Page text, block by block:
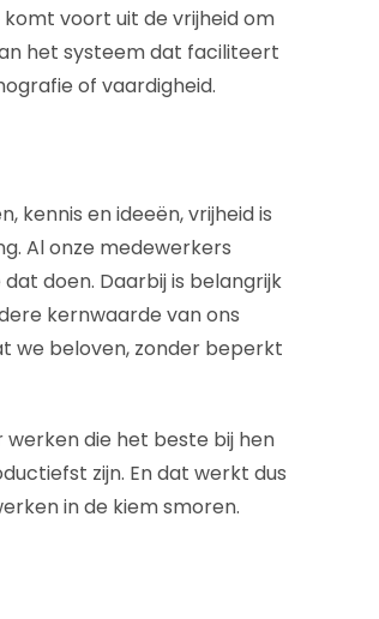
voort uit de vrijheid om
het systeem dat faciliteert
of vaardigheid.
kennis en ideeën, vrijheid is
Al onze medewerkers
doen. Daarbij is belangrijk
kernwaarde van ons
we beloven, zonder beperkt
die het beste bij hen
zijn. En dat werkt dus
in de kiem smoren.